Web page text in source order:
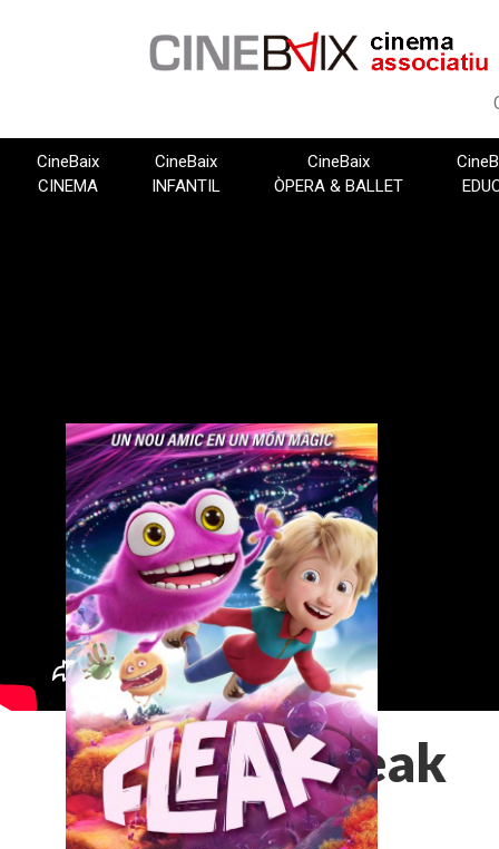
CineBaix
CINEMA
CineBaix
INFANTIL
CineBaix
ÒPERA & BALLET
Fleak